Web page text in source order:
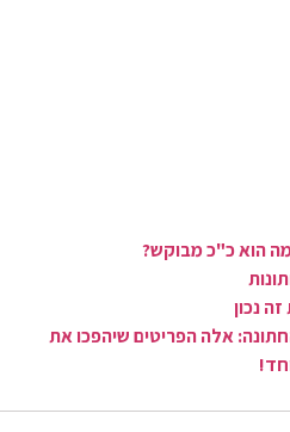
הוא כ"כ מבוקש?
נכון
אלה הפריטים שיהפכו את